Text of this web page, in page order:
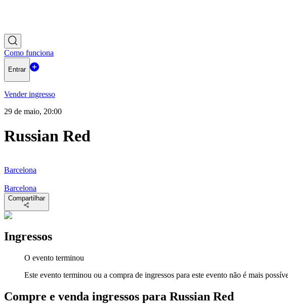
Como funciona
Entrar
Vender ingresso
29 de maio, 20:00
Russian Red
Barcelona
Barcelona
Compartilhar
Ingressos
O evento terminou
Este evento terminou ou a compra de ingressos para este evento não é mais
Compre e venda ingressos para Russian Red